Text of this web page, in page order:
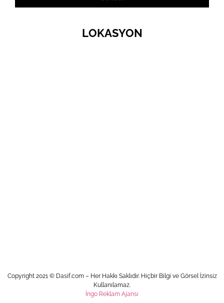
LOKASYON
Copyright 2021 © Dasif.com – Her Hakkı Saklıdır. Hiçbir Bilgi ve Görsel İzinsiz
Kullanılamaz.
İngo Reklam Ajansı